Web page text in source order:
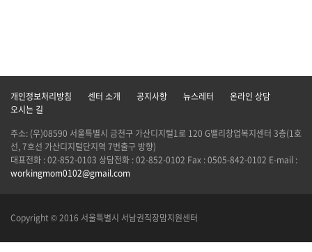
개인정보처리방침 센터 소개 공지사항 뉴스레터
온라인 상담
오시는 길
주소: (우)08590 서울특별시 금천구 가산디지털1로 120 G밸리창업복지센터 3층(1호
선, 7호선 가산디지털단지역 7번출구 방향)
대표전화 : 02-852-0103 상담전화 : 02-852-0102 Fax : 0505-842-0102 E-mail :
workingmom0102@gmail.com
Copyright © 2016 서울특별시 서남권직장맘지원센터